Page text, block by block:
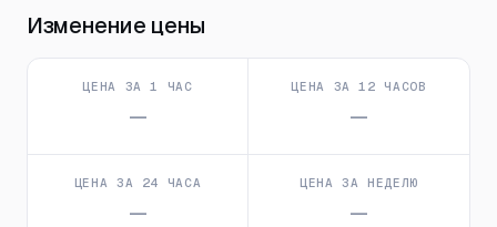
Изменение цены
ЦЕНА ЗА 1 ЧАС
—
ЦЕНА ЗА 12 ЧАСОВ
—
ЦЕНА ЗА 24 ЧАСА
—
ЦЕНА ЗА НЕДЕЛЮ
—